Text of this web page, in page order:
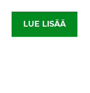
LUE LISÄÄ